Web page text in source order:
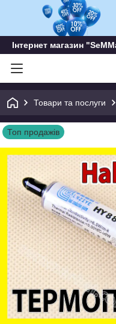
Інтернет магазин
Товари та послуги
Топ продажів